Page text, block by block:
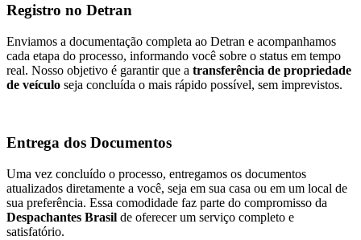
Registro no Detran
Enviamos a documentação completa ao Detran e acompanhamos
cada etapa do processo, informando você sobre o status em tempo
real. Nosso objetivo é garantir que a transferência de propriedade
de veículo seja concluída o mais rápido possível, sem imprevistos.
Entrega dos Documentos
Uma vez concluído o processo, entregamos os documentos
atualizados diretamente a você, seja em sua casa ou em um local de
sua preferência. Essa comodidade faz parte do compromisso da
Despachantes Brasil de oferecer um serviço completo e
satisfatório.